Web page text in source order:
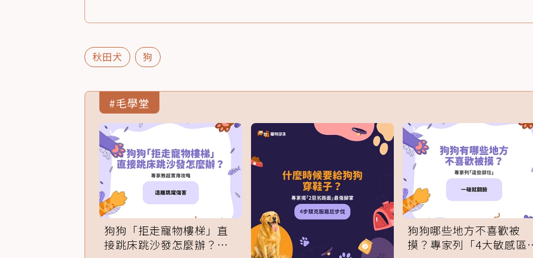
秋田犬 狗
#毛學堂
狗狗「拒走寵物樓梯」直
接跳床跳沙發怎麼辦？專
狗狗哪些地方不喜歡被
摸？專家列「4大敏感區